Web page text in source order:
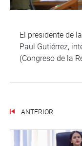
El presidente de
Paul Gutiérrez,
(Congreso de la
ANTERIOR